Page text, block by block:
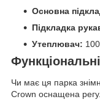
Основна
Підкладка
Утеплювач:
Чи має ця парка
Crown оснащена